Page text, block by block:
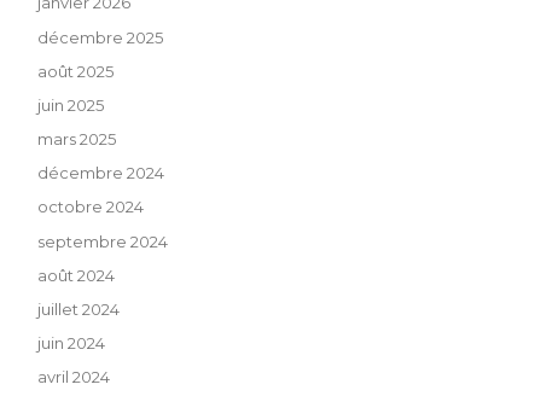
décembre 2025
août 2025
juin 2025
mars 2025
décembre 2024
octobre 2024
septembre 2024
août 2024
juillet 2024
juin 2024
avril 2024